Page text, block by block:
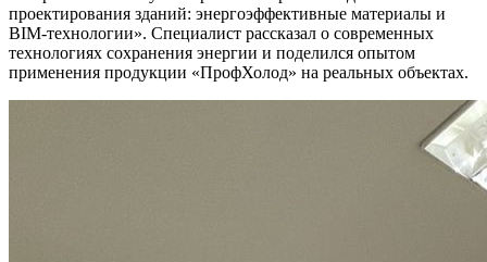
проектирования зданий: энергоэффективные материалы и
BIM-технологии». Специалист рассказал о современных
технологиях сохранения энергии и поделился опытом
применения продукции «ПрофХолод» на реальных объектах.